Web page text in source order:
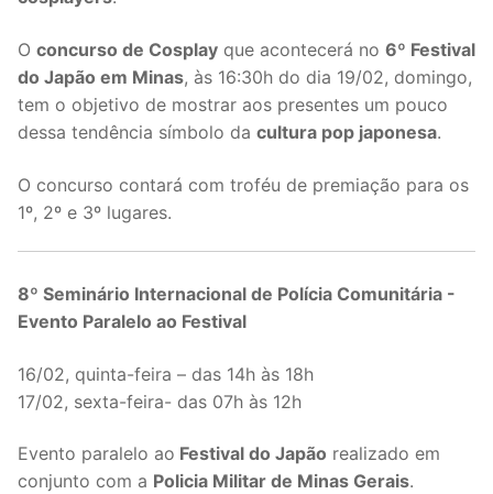
O concurso de Cosplay que acontecerá no 6º Festival
do Japão em Minas, às 16:30h do dia 19/02, domingo,
tem o objetivo de mostrar aos presentes um pouco
dessa tendência símbolo da cultura pop japonesa.
O concurso contará com troféu de premiação para os
1º, 2º e 3º lugares.
8º Seminário Internacional de Polícia Comunitária -
Evento Paralelo ao Festival
16/02, quinta-feira – das 14h às 18h
17/02, sexta-feira- das 07h às 12h
Evento paralelo ao Festival do Japão realizado em
conjunto com a Policia Militar de Minas Gerais.